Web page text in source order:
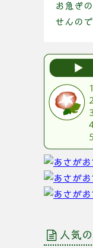
お急ぎ
せんので
人気